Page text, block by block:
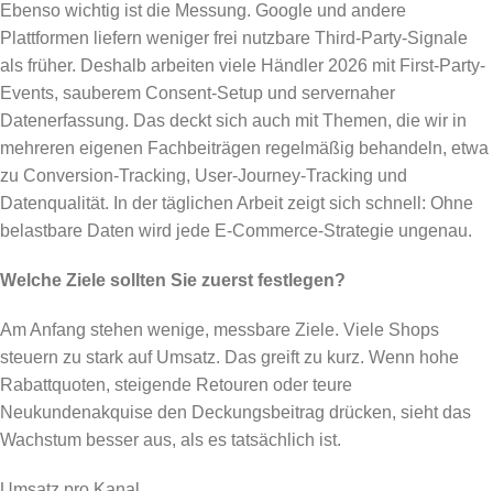
Ebenso wichtig ist die Messung. Google und andere
Plattformen liefern weniger frei nutzbare Third-Party-Signale
als früher. Deshalb arbeiten viele Händler 2026 mit First-Party-
Events, sauberem Consent-Setup und servernaher
Datenerfassung. Das deckt sich auch mit Themen, die wir in
mehreren eigenen Fachbeiträgen regelmäßig behandeln, etwa
zu Conversion-Tracking, User-Journey-Tracking und
Datenqualität. In der täglichen Arbeit zeigt sich schnell: Ohne
belastbare Daten wird jede E-Commerce-Strategie ungenau.
Welche Ziele sollten Sie zuerst festlegen?
Am Anfang stehen wenige, messbare Ziele. Viele Shops
steuern zu stark auf Umsatz. Das greift zu kurz. Wenn hohe
Rabattquoten, steigende Retouren oder teure
Neukundenakquise den Deckungsbeitrag drücken, sieht das
Wachstum besser aus, als es tatsächlich ist.